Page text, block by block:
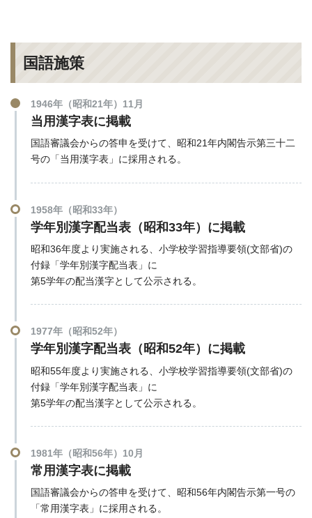
国語施策
1946年（昭和21年）11月
当用漢字表に掲載
国語審議会からの答申を受けて、昭和21年内閣告示第三十二
号の「当用漢字表」に採用される。
1958年（昭和33年）
学年別漢字配当表（昭和33年）に掲載
昭和36年度より実施される、小学校学習指導要領(文部省)の
付録「学年別漢字配当表」に
第5学年の配当漢字として公示される。
1977年（昭和52年）
学年別漢字配当表（昭和52年）に掲載
昭和55年度より実施される、小学校学習指導要領(文部省)の
付録「学年別漢字配当表」に
第5学年の配当漢字として公示される。
1981年（昭和56年）10月
常用漢字表に掲載
国語審議会からの答申を受けて、昭和56年内閣告示第一号の
「常用漢字表」に採用される。